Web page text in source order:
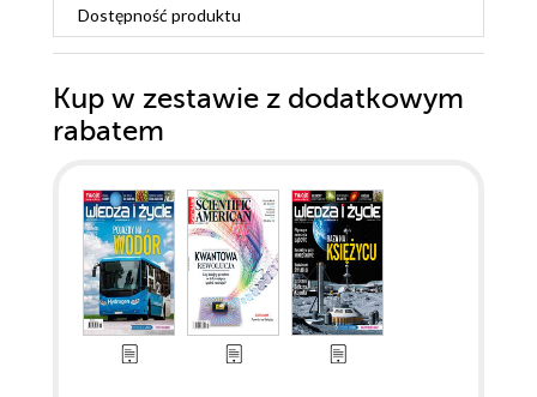
Dostępność produktu
Kup w zestawie z dodatkowym
rabatem